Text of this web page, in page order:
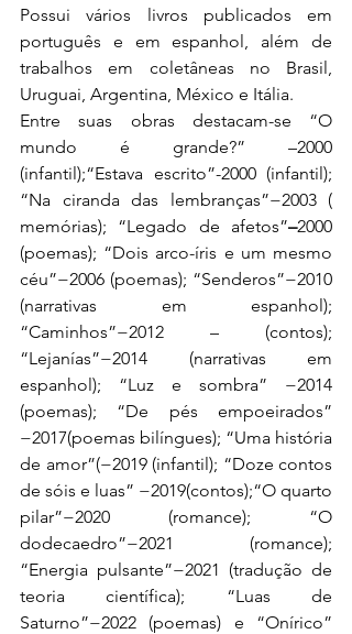
Possui vários livros publicados em
português e em espanhol, além de
trabalhos em coletâneas no Brasil,
Uruguai, Argentina, México e Itália.
Entre suas obras destacam-se “O
mundo é grande?” –2000
(infantil);“Estava escrito”-2000 (infantil);
“Na ciranda das lembranças”−2003 (
memórias); “Legado de afetos”–2000
(poemas); “Dois arco-íris e um mesmo
céu”−2006 (poemas); “Senderos”−2010
(narrativas em espanhol);
“Caminhos”−2012 – (contos);
“Lejanías”−2014 (narrativas em
espanhol); “Luz e sombra” −2014
(poemas); “De pés empoeirados”
−2017(poemas bilíngues); “Uma história
de amor”(−2019 (infantil); “Doze contos
de sóis e luas” −2019(contos);“O quarto
pilar”−2020 (romance); “O
dodecaedro”−2021 (romance);
“Energia pulsante”−2021 (tradução de
teoria científica); “Luas de
Saturno”−2022 (poemas) e “Onírico”